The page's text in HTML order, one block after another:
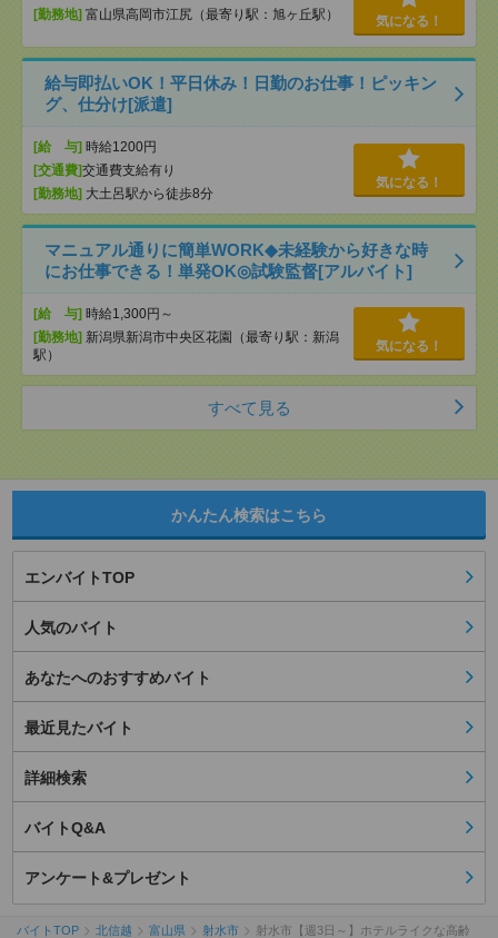
[勤務地] 富山県高岡市江尻（最寄り駅：旭ヶ丘駅） 気になる！
給与即払いOK！平日休み！日勤のお仕事！ピッキン
グ、仕分け[派遣]
[給 与] 時給1200円
[交通費]交通費支給有り
[勤務地] 大土呂駅から徒歩8分
気になる！
マニュアル通りに簡単WORK◆未経験から好きな時
にお仕事できる！単発OK◎試験監督[アルバイト]
[給 与] 時給1,300円～
[勤務地] 新潟県新潟市中央区花園（最寄り駅：新潟
駅）
気になる！
すべて見る
かんたん検索はこちら
エンバイトTOP
人気のバイト
あなたへのおすすめバイト
最近見たバイト
詳細検索
バイトQ&A
アンケート&プレゼント
バイトTOP 北信越 富山県 射水市 射水市【週3日～】ホテルライクな高齢